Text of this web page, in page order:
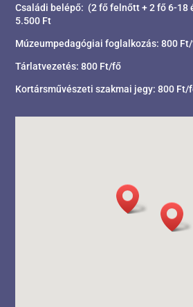
Családi belépő: (2 fő felnőtt + 2 fő 6-18
5.500 Ft
Múzeumpedagógiai foglalkozás: 800
Tárlatvezetés: 800 Ft/fő
Kortársművészeti szakmai jegy: 800 Ft/